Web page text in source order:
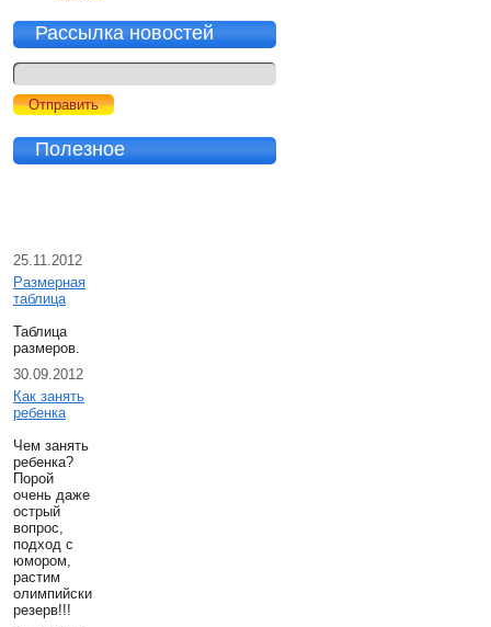
Рассылка новостей
Полезное
25.11.2012
Размерная
таблица
Таблица
размеров.
30.09.2012
Как занять
ребенка
Чем занять
ребенка?
Порой
очень даже
острый
вопрос,
подход с
юмором,
растим
олимпийский
резерв!!!